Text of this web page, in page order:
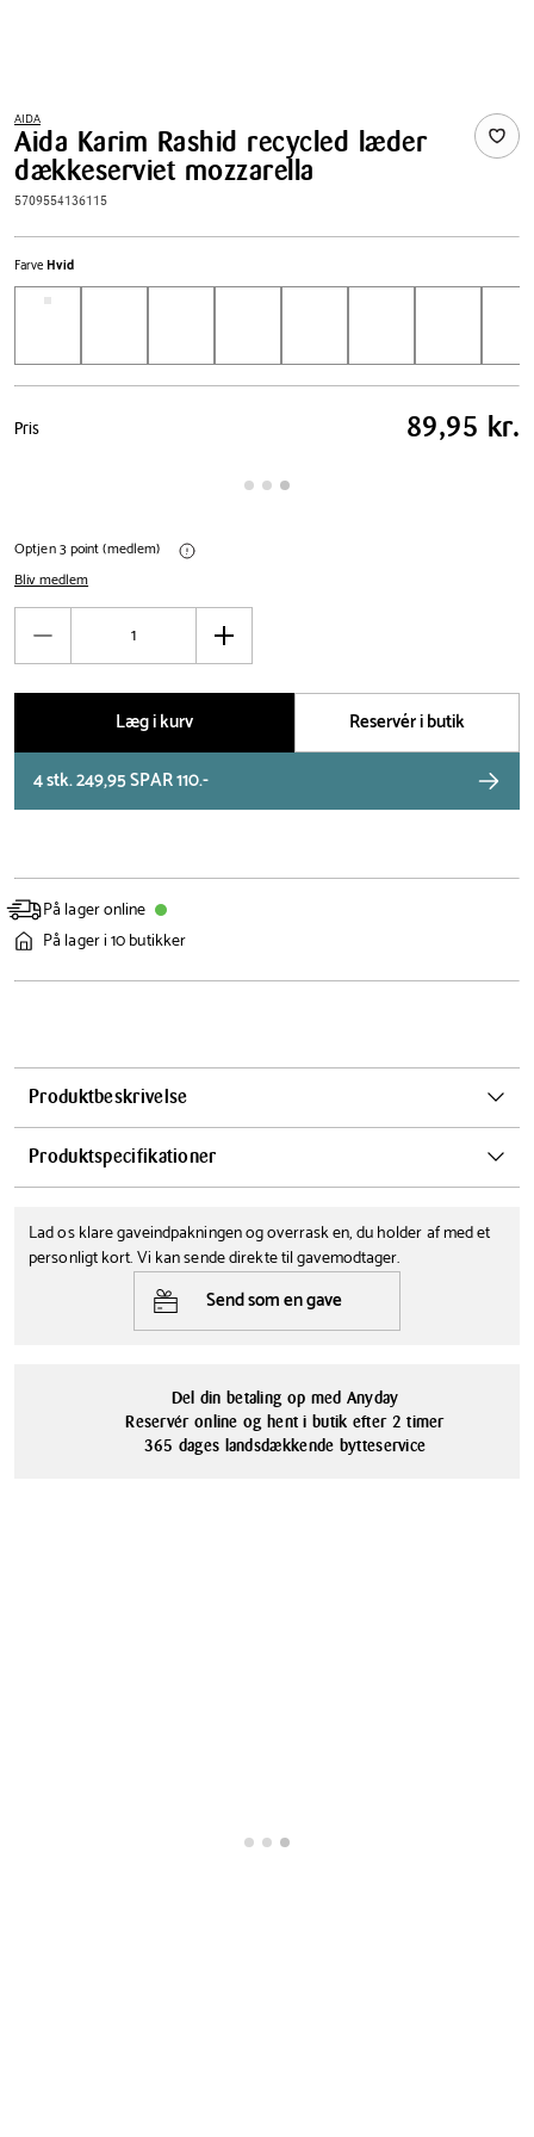
AIDA
Aida Karim Rashid recycled læder
dækkeserviet mozzarella
5709554136115
Farve Hvid
Pris
tabel
Pris 89,95 kr.
Optjen 3 point (medlem)
Bliv medlem
Antal
Øg
Læg i kurv
Reservér i butik
4 stk. 249,95 SPAR 110.-
På lager online
På lager i 10 butikker
Produktbeskrivelse
Den elegante dækkeserviet fra Aida er designet af den prisbelønnede
Dækkeservietten fås i mange smukke farver, som nemt kan
kombineres for et personligt udtryk på spisebordet.
Produktspecifikationer
30.4 cm 0.17 cm
Længde Farve
Hvid
Lad os klare gaveindpakningen og overrask en, du holder af med et
personligt kort. Vi kan sende direkte til gavemodtager.
Send som en gave
Del din betaling op med Anyday
Reservér online og hent i butik efter 2 timer
365 dages landsdækkende bytteservice